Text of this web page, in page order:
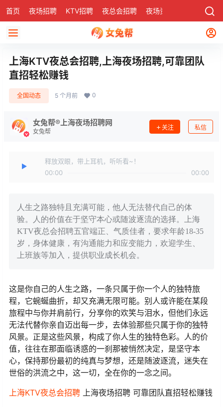
首页 夜场招聘 KTV招聘 夜总会招聘 夜场资讯 社区
上海KTV夜总会招聘,上海夜场招聘,可靠团队
直招轻松赚钱
全国动态 5 个月前 0
女兔帮®上海夜场招聘网
女兔帮
关注 私信
释放双眼，带上耳机，听听看~！
00:00
00:00
人生之路独特且充满可能，他人无法替代自己的体
验。人的价值在于坚守本心或随波逐流的选择。上海
KTV夜总会招聘五官端正、气质佳者，要求年龄18-35
岁，身体健康，有沟通能力和应变能力，欢迎学生、
上班族等加入，提供职业成长机会。
这是你自己的人生之路，一条只属于你一个人的独特旅
程，它蜿蜒曲折，却又充满无限可能。别人或许能在某段
旅程中与你并肩前行，分享你的欢笑与泪水，但他们永远
无法代替你亲自迈出每一步，去体验那些只属于你的独特
风景。正是这些风景，构成了你人生的独特色彩。人的价
值，往往在那面临诱惑的一刹那被悄然决定，是坚守本
心，保持那份最初的纯真与梦想，还是随波逐流，迷失在
世俗的洪流之中，这一切，全在你的一念之间。
上海KTV夜总会招聘 上海夜场招聘 可靠团队直招轻松赚钱